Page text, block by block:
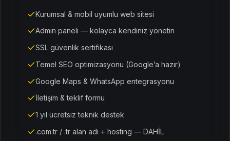
Kurumsal & mobil uyumlu web sitesi
Admin paneli — kolayca kendiniz yönetin
SSL güvenlik sertifikası
Temel SEO optimizasyonu (Google’a hazır)
Google Maps & WhatsApp entegrasyonu
İletişim & teklif formu
1 yıl ücretsiz teknik destek
.com.tr / .tr alan adı + hosting — DAHİL